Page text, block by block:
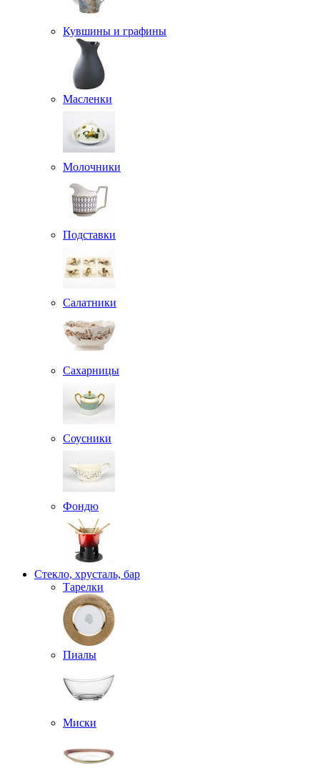
Кувшины и графины
Масленки
Молочники
Подставки
Салатники
Сахарницы
Соусники
Фондю
Стекло, хрусталь, бар
Тарелки
Пиалы
Миски